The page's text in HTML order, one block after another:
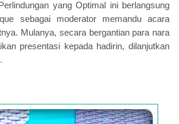
yang Optimal ini berlangsung
sebagai moderator memandu acara
Mulanya, secara bergantian para nara
presentasi kepada hadirin, dilanjutkan